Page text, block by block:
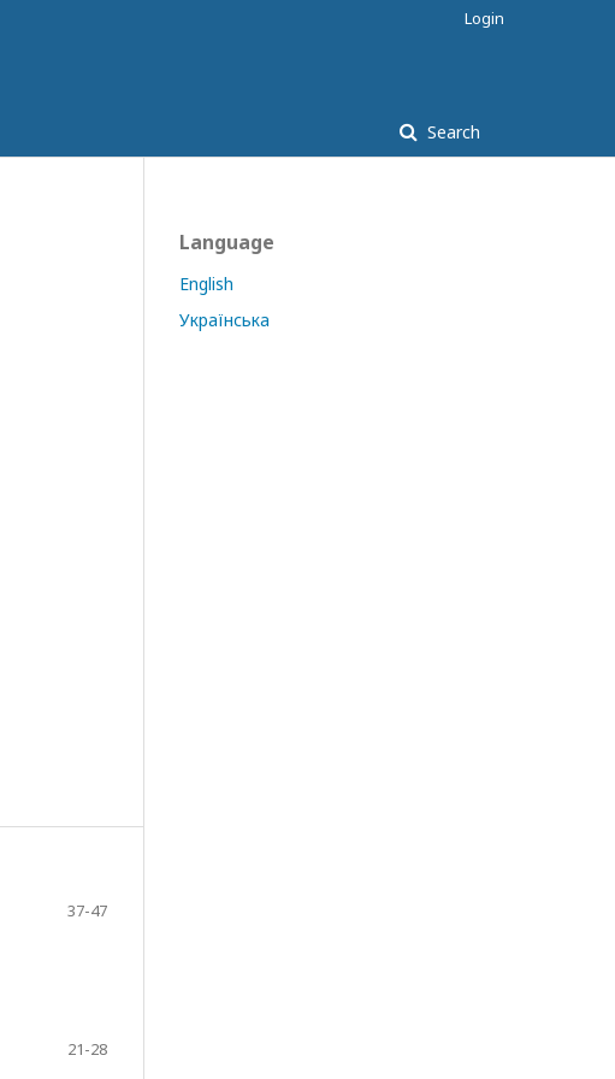
Search
Login
37-47
21-28
Language
English
Українська